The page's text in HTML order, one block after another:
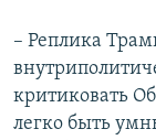
– Реплика
критиковать
легко быть